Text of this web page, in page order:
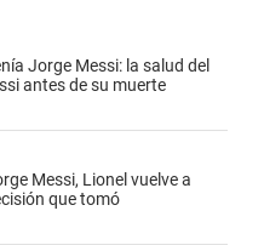
Jorge Messi: la salud del
antes de su muerte
Messi, Lionel vuelve a
que tomó